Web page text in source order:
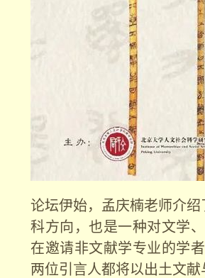
论坛伊始，孟庆楠老师介
科方向，也是一种对文学
在邀请非文献学专业的学
两位引言人都将以出土文